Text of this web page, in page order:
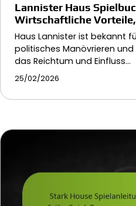
Lannister Haus
Wirtschaftliche
Haus Lannister ist bekannt
politisches Manövrieren
das Reichtum und Einfluss…
25/02/2026